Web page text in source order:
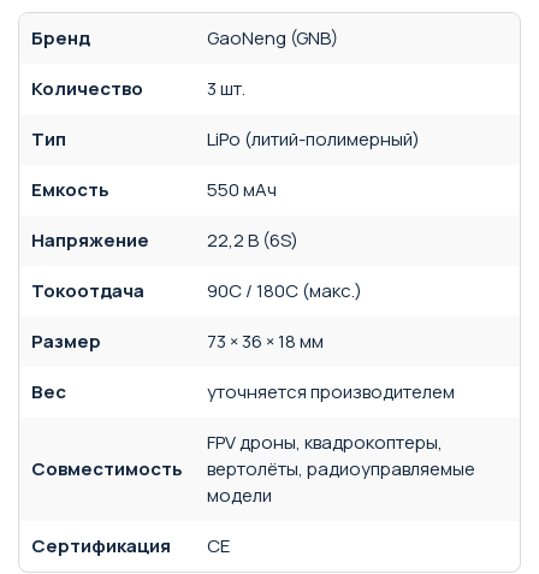
Бренд
GaoNeng (GNB)
Количество
3 шт.
Тип
LiPo (литий-полимерный)
Емкость
550 мАч
Напряжение
22,2 В (6S)
Токоотдача
90C / 180C (макс.)
Размер
73 × 36 × 18 мм
Вес
уточняется производителем
Совместимость
FPV дроны, квадрокоптеры,
вертолёты, радиоуправляемые
модели
Сертификация
CE